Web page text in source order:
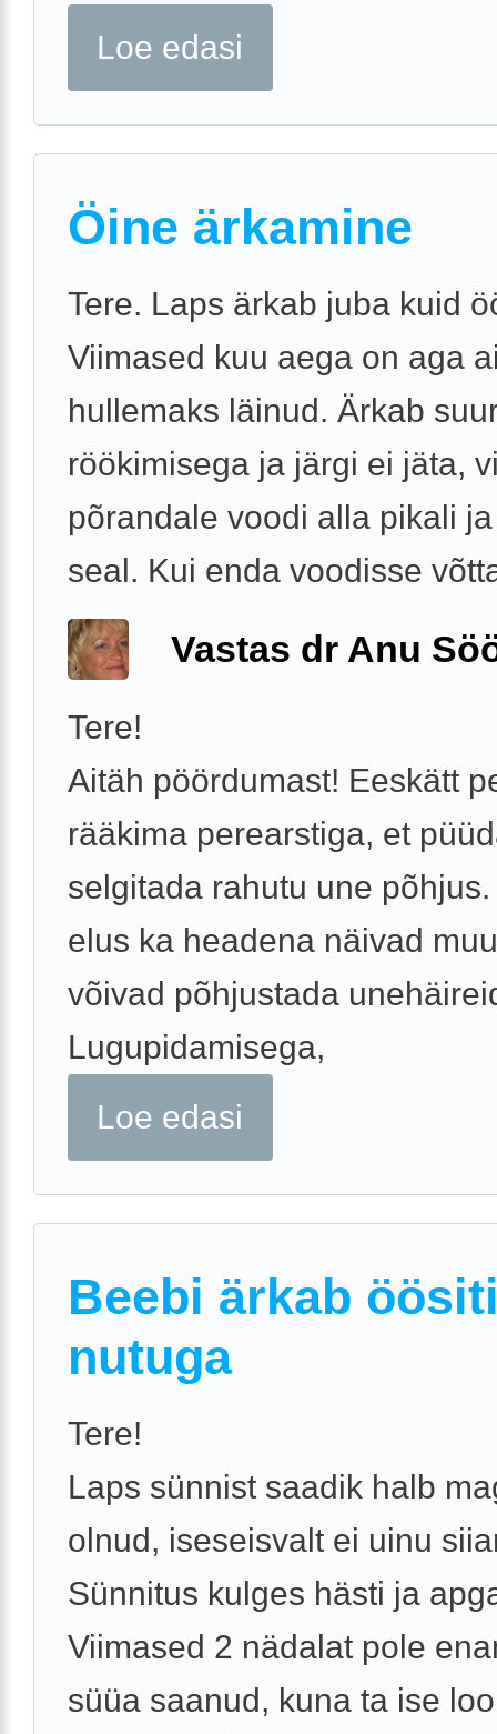
Loe edasi
Öine ärkamine
Tere. Laps ärkab juba kuid
Viimased kuu aega on aga
hullemaks läinud. Ärkab
röökimisega ja järgi ei jäta,
põrandale voodi alla pikali
seal. Kui enda voodisse
Vastas dr Anu
Tere!
Aitäh pöördumast! Eeskätt
rääkima perearstiga, et
selgitada rahutu une
elus ka headena näivad
võivad põhjustada
Lugupidamisega,
Loe edasi
Beebi ärkab
nutuga
Tere!
Laps sünnist saadik halb
olnud, iseseisvalt ei uinu
Sünnitus kulges hästi ja
Viimased 2 nädalat pole
süüa saanud, kuna ta ise